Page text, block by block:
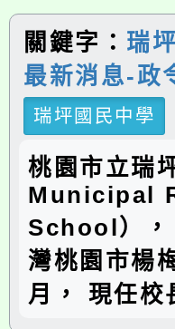
關鍵字： 瑞
最新消息-政
瑞坪國民中學
桃園市立瑞
Municipal
School），
灣桃園市楊
月， 現任校